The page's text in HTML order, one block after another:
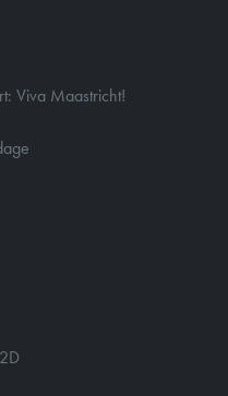
Viva Maastricht!